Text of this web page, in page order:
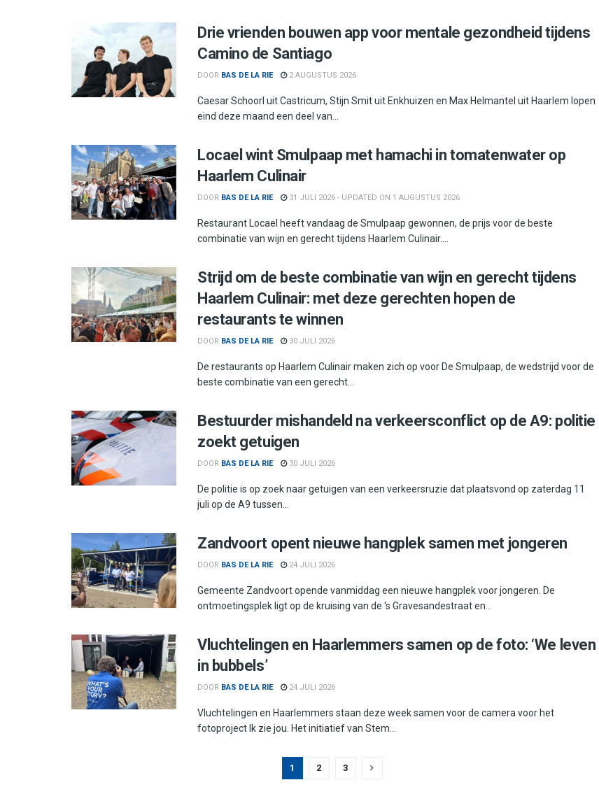
Drie vrienden bouwen app voor mentale gezondheid tijdens
Camino de Santiago
DOOR BAS DE LA RIE 2 AUGUSTUS 2026
Caesar Schoorl uit Castricum, Stijn Smit uit Enkhuizen en Max Helmantel uit Haarlem lopen
eind deze maand een deel van...
Locael wint Smulpaap met hamachi in tomatenwater op
Haarlem Culinair
DOOR BAS DE LA RIE 31 JULI 2026 - UPDATED ON 1 AUGUSTUS 2026
Restaurant Locael heeft vandaag de Smulpaap gewonnen, de prijs voor de beste
combinatie van wijn en gerecht tijdens Haarlem Culinair....
Strijd om de beste combinatie van wijn en gerecht tijdens
Haarlem Culinair: met deze gerechten hopen de
restaurants te winnen
DOOR BAS DE LA RIE 30 JULI 2026
De restaurants op Haarlem Culinair maken zich op voor De Smulpaap, de wedstrijd voor de
beste combinatie van een gerecht...
Bestuurder mishandeld na verkeersconflict op de A9: politie
zoekt getuigen
DOOR BAS DE LA RIE 30 JULI 2026
De politie is op zoek naar getuigen van een verkeersruzie dat plaatsvond op zaterdag 11
juli op de A9 tussen...
Zandvoort opent nieuwe hangplek samen met jongeren
DOOR BAS DE LA RIE 24 JULI 2026
Gemeente Zandvoort opende vanmiddag een nieuwe hangplek voor jongeren. De
ontmoetingsplek ligt op de kruising van de ‘s Gravesandestraat en...
Vluchtelingen en Haarlemmers samen op de foto: ‘We leven
in bubbels’
DOOR BAS DE LA RIE 24 JULI 2026
Vluchtelingen en Haarlemmers staan deze week samen voor de camera voor het
fotoproject Ik zie jou. Het initiatief van Stem...
1 2 3